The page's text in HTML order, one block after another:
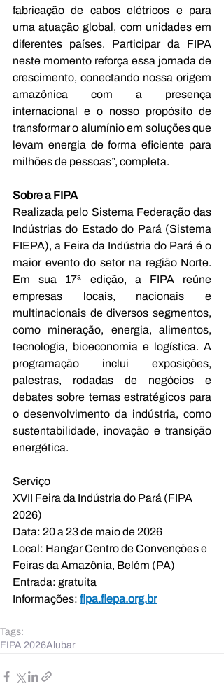
fabricação de cabos elétricos e para
uma atuação global, com unidades em
diferentes países. Participar da FIPA
neste momento reforça essa jornada de
crescimento, conectando nossa origem
amazônica com a presença
internacional e o nosso propósito de
transformar o alumínio em soluções que
levam energia de forma eficiente para
milhões de pessoas”, completa.
Sobre a FIPA
Realizada pelo Sistema Federação das
Indústrias do Estado do Pará (Sistema
FIEPA), a Feira da Indústria do Pará é o
maior evento do setor na região Norte.
Em sua 17ª edição, a FIPA reúne
empresas locais, nacionais e
multinacionais de diversos segmentos,
como mineração, energia, alimentos,
tecnologia, bioeconomia e logística. A
programação inclui exposições,
palestras, rodadas de negócios e
debates sobre temas estratégicos para
o desenvolvimento da indústria, como
sustentabilidade, inovação e transição
energética.
Serviço
XVII Feira da Indústria do Pará (FIPA
2026)
Data: 20 a 23 de maio de 2026
Local: Hangar Centro de Convenções e
Feiras da Amazônia, Belém (PA)
Entrada: gratuita
Informações: fipa.fiepa.org.br
Tags:
FIPA 2026Alubar